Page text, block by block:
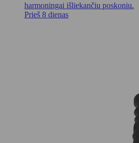
harmoningai išliekančiu poskoniu.
Prieš 8 dienas